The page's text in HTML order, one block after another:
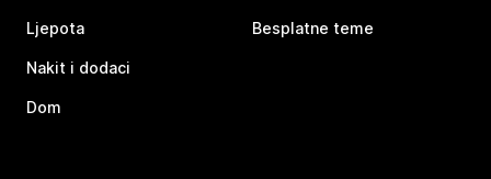
Ljepota
Nakit i dodaci
Dom
Besplatne teme